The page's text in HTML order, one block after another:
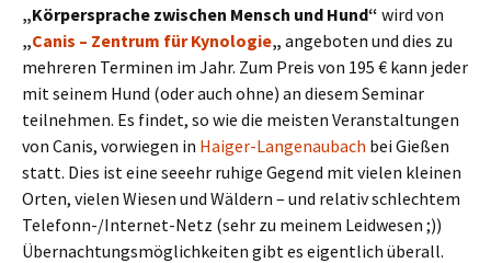
„Körpersprache zwischen Mensch und Hund“ wird von
„Canis – Zentrum für Kynologie„ angeboten und dies zu
mehreren Terminen im Jahr. Zum Preis von 195 € kann jeder
mit seinem Hund (oder auch ohne) an diesem Seminar
teilnehmen. Es findet, so wie die meisten Veranstaltungen
von Canis, vorwiegen in Haiger-Langenaubach bei Gießen
statt. Dies ist eine seeehr ruhige Gegend mit vielen kleinen
Orten, vielen Wiesen und Wäldern – und relativ schlechtem
Telefonn-/Internet-Netz (sehr zu meinem Leidwesen ;))
Übernachtungsmöglichkeiten gibt es eigentlich überall.